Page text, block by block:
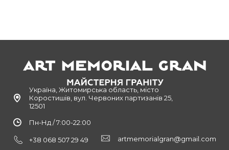
Україна, Житомирська область, місто
Коростишів, вул. Червоних партизанів 25,
12501
Пн-Нд / 7:00-22:00
+38 068 507 29 49 artmemorialgran@gmail.com